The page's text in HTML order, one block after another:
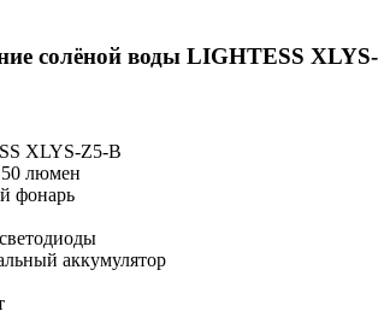
солёной воды LIGHTESS
XLYS-Z5-B
50 люмен
фонарь
светодиоды
аккумулятор